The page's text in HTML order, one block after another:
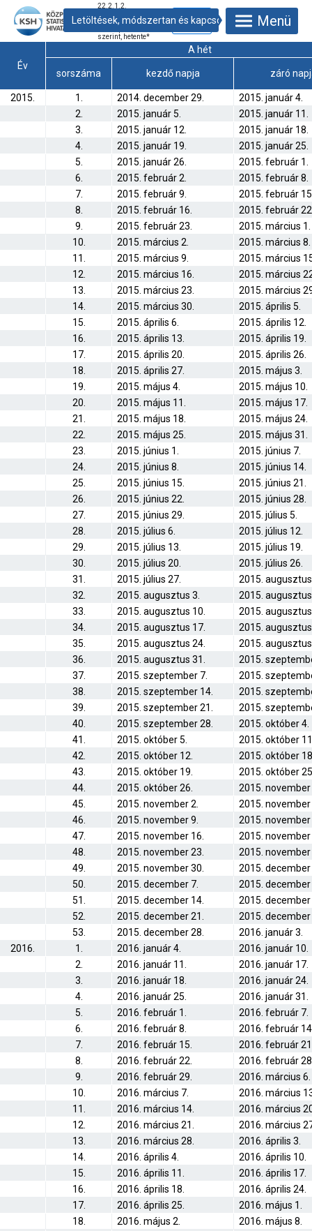
22.2.1.2.
száma nemek és
szerint, hetente*
Menü
Év
A hét
sorszáma kezdő napja záró
2015. 1. 2014. december 29.
2015. január 4.
2.
2015. január 5.
2015. január 11.
3.
2015. január 12.
2015. január 18.
4.
2015. január 19.
2015. január 25.
5.
2015. január 26.
2015. február 1.
6.
2015. február 2.
2015. február 8.
7.
2015. február 9.
2015. február
8.
2015. február 16.
2015. február
9.
2015. február 23.
2015. március 1.
10.
2015. március 2.
2015. március 8.
11.
2015. március 9.
2015. március
12.
2015. március 16.
2015. március
13.
2015. március 23.
2015. március
14.
2015. március 30.
2015. április 5.
15.
2015. április 6.
2015. április 12.
16.
2015. április 13.
2015. április 19.
17.
2015. április 20.
2015. április 26.
18.
2015. április 27.
2015. május 3.
19.
2015. május 4.
2015. május 10.
20.
2015. május 11.
2015. május 17.
21.
2015. május 18.
2015. május 24.
22.
2015. május 25.
2015. május 31.
23.
2015. június 1.
2015. június 7.
24.
2015. június 8.
2015. június 14.
25.
2015. június 15.
2015. június 21.
26.
2015. június 22.
2015. június 28.
27.
2015. június 29.
2015. július 5.
28.
2015. július 6.
2015. július 12.
29.
2015. július 13.
2015. július 19.
30.
2015. július 20.
2015. július 26.
31.
2015. július 27.
2015.
32.
2015. augusztus 3.
2015.
33.
2015. augusztus 10.
2015.
34.
2015. augusztus 17.
2015.
35.
2015. augusztus 24.
2015.
36.
2015. augusztus 31.
2015.
37.
2015. szeptember 7.
2015.
38.
2015. szeptember 14.
2015.
39.
2015. szeptember 21.
2015.
40.
2015. szeptember 28.
2015. október 4.
41.
2015. október 5.
2015. október
42.
2015. október 12.
2015. október
43.
2015. október 19.
2015. október
44.
2015. október 26.
2015. november
45.
2015. november 2.
2015. november
46.
2015. november 9.
2015. november
47.
2015. november 16.
2015. november
48.
2015. november 23.
2015. november
49.
2015. november 30.
2015. december
50.
2015. december 7.
2015. december
51.
2015. december 14.
2015. december
52.
2015. december 21.
2015. december
53.
2015. december 28.
2016. január 3.
2016.
1. 2016. január 4.
2016. január 10.
2.
2016. január 11.
2016. január 17.
3.
2016. január 18.
2016. január 24.
4.
2016. január 25.
2016. január 31.
5.
2016. február 1.
2016. február 7.
6.
2016. február 8.
2016. február
7.
2016. február 15.
2016. február
8.
2016. február 22.
2016. február
9.
2016. február 29.
2016. március 6.
10.
2016. március 7.
2016. március
11.
2016. március 14.
2016. március
12.
2016. március 21.
2016. március
13.
2016. március 28.
2016. április 3.
14.
2016. április 4.
2016. április 10.
15.
2016. április 11.
2016. április 17.
16.
2016. április 18.
2016. április 24.
17.
2016. április 25.
2016. május 1.
18.
2016. május 2.
2016. május 8.